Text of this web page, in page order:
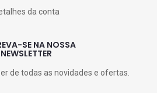
da conta
SE NA NOSSA
NEWSLETTER
de todas as novidades e ofertas.